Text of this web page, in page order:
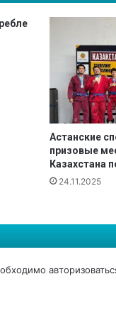
Астанские
призовые
Казахстана
24.11.2025